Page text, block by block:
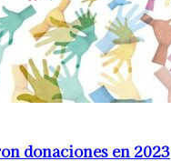
donaciones en 2023